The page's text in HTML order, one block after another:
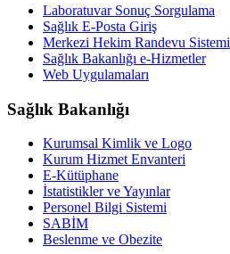
Laboratuvar Sonuç Sorgulama
Sağlık E-Posta Giriş
Merkezi Hekim Randevu Sistemi
Sağlık Bakanlığı e-Hizmetler
Web Uygulamaları
Sağlık Bakanlığı
Kurumsal Kimlik ve Logo
Kurum Hizmet Envanteri
E-Kütüphane
İstatistikler ve Yayınlar
Personel Bilgi Sistemi
SABİM
Beslenme ve Obezite